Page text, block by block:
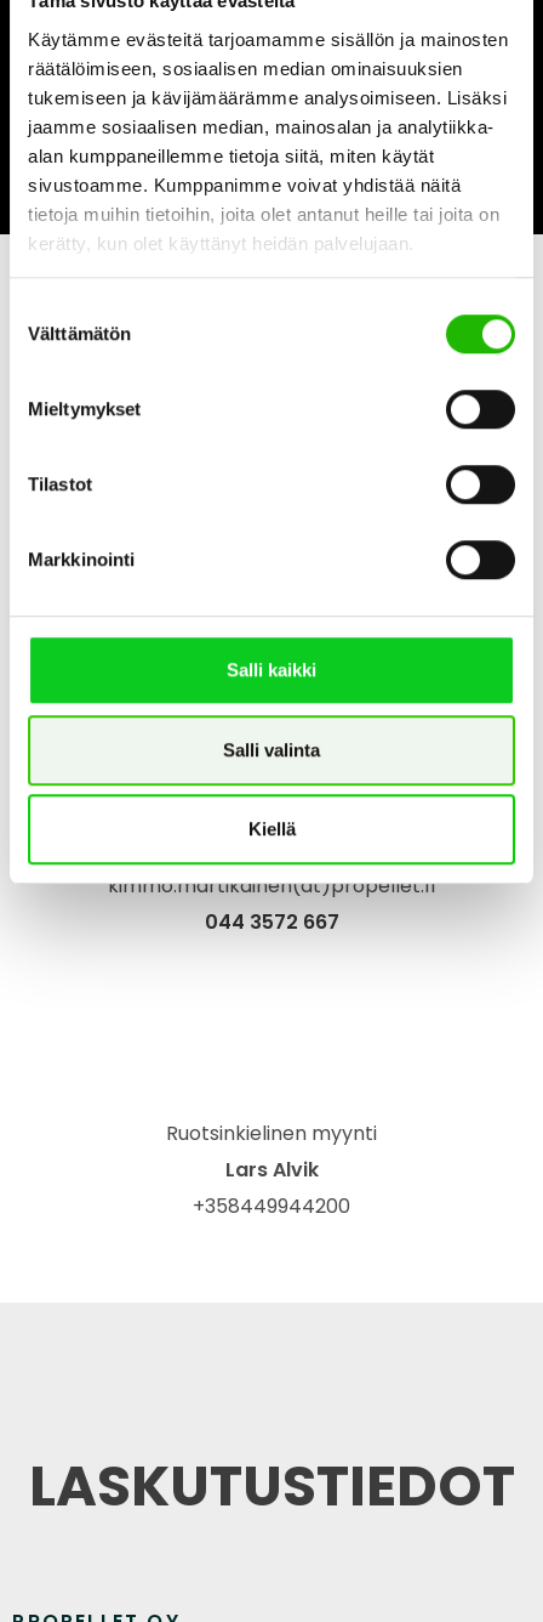
Käytämme evästeitä tarjoamamme sisällön ja mainosten
räätälöimiseen, sosiaalisen median ominaisuuksien
tukemiseen ja kävijämäärämme analysoimiseen. Lisäksi
jaamme sosiaalisen median, mainosalan ja analytiikka-
alan kumppaneillemme tietoja siitä, miten käytät
sivustoamme. Kumppanimme voivat yhdistää näitä
tietoja muihin tietoihin, joita olet antanut heille tai joita on
kerätty, kun olet käyttänyt heidän palvelujaan.
valinta
Välttämätön
Mieltymykset
Tilastot
Markkinointi
Salli kaikki
Salli valinta
Kiellä
Talouspäällikkö
Mari Pyykkönen
mari.pyykkonen(at)propellet.fi
p.0105086143
kimmo.martikainen(at)propellet.fi
044 3572 667
Ruotsinkielinen myynti
Lars Alvik
+358449944200
LASKUTUSTIEDOT